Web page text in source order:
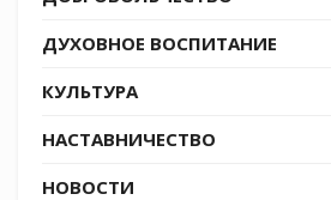
ДУХОВНОЕ ВОСПИТАНИЕ
КУЛЬТУРА
НАСТАВНИЧЕСТВО
НОВОСТИ